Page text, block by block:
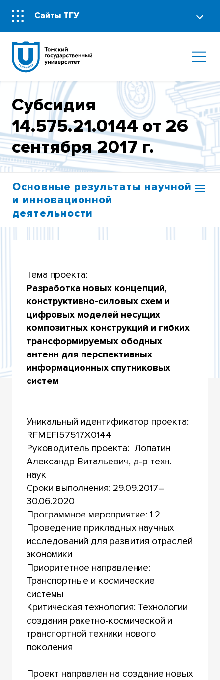
Сайты ТГУ
Субсидия
14.575.21.0144 от 26
сентября 2017 г.
Основные результаты научной
и инновационной
деятельности
УЧАСТИЕ В ФЦП «ИССЛЕДОВАНИЯ И
2014-2020 ГОДЫ»
УЧАСТИЕ В КОНКУРСАХ РОССИЙСКОГО
НАУЧНОГО ФОНДА
УЧАСТИЕ В ФЕДЕРАЛЬНОЙ НАУЧНО-
ТЕХНИЧЕСКОЙ ПРОГРАММЕ РАЗВИТИЯ
ГЕНЕТИЧЕСКИХ ТЕХНОЛОГИЙ НА 2019–2027
ГОДЫ
УЧАСТИЕ В КОНКУРСАХ МИНОБРНАУКИ
РОССИИ НА ПРОВЕДЕНИЕ ИССЛЕДОВАНИЙ В
РАМКАХ МЕЖДУНАРОДНОГО
ИТОГИ НАУЧНОЙ ДЕЯТЕЛЬНОСТИ
Тема проекта:
Разработка новых концепций,
конструктивно-силовых схем и
цифровых моделей несущих
композитных конструкций и гибких
трансформируемых ободных
антенн для перспективных
информационных спутниковых
систем
Уникальный идентификатор проекта:
RFMEFI57517Х0144
Руководитель проекта: Лопатин
Александр Витальевич, д-р техн.
наук
Сроки выполнения: 29.09.2017–
30.06.2020
Программное мероприятие: 1.2
Проведение прикладных научных
исследований для развития отраслей
экономики
Приоритетное направление:
Транспортные и космические
системы
Критическая технология: Технологии
создания ракетно-космической и
транспортной техники нового
поколения
Проект направлен на создание новых